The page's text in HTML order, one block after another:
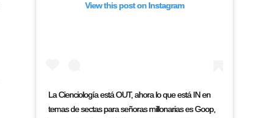
View this post on Instagram
La Cienciología está OUT, ahora lo que está IN en
temas de sectas para señoras millonarias es Goop,